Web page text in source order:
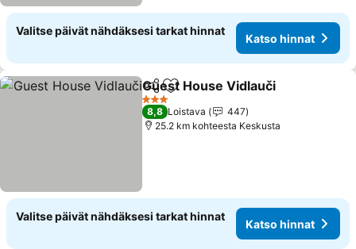
Valitse päivät nähdäksesi tarkat hinnat
Katso hinnat
Jaa Lisää suosikkeihin
Guest House Vidlauči
3 Tähtiluokitus
8,8 Loistava
447
25.2 km kohteesta Keskusta
Valitse päivät nähdäksesi tarkat hinnat
Katso hinnat